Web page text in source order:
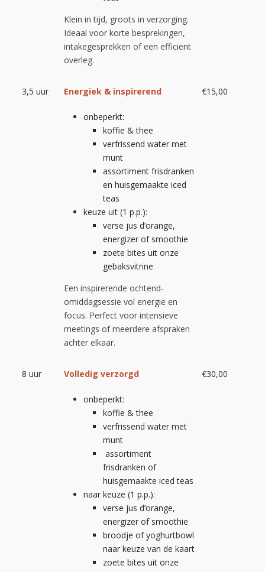
Klein in tijd, groots in verzorging.
Ideaal voor korte besprekingen,
intakegesprekken of een efficiënt
overleg.
3,5 uur Energiek & inspirerend
onbeperkt:
koffie & thee
verfrissend water met
munt
assortiment frisdranken
en huisgemaakte iced
teas
keuze uit (1 p.p.):
verse jus d’orange,
energizer of smoothie
zoete bites uit onze
gebaksvitrine
Een inspirerende ochtend-
omiddagsessie vol energie en
focus. Perfect voor intensieve
meetings of meerdere afspraken
achter elkaar.
€15,00
8 uur Volledig verzorgd
onbeperkt:
koffie & thee
verfrissend water met
munt
assortiment
frisdranken of
huisgemaakte iced teas
naar keuze (1 p.p.):
verse jus d’orange,
energizer of smoothie
broodje of yoghurtbowl
naar keuze van de kaart
zoete bites uit onze
€30,00